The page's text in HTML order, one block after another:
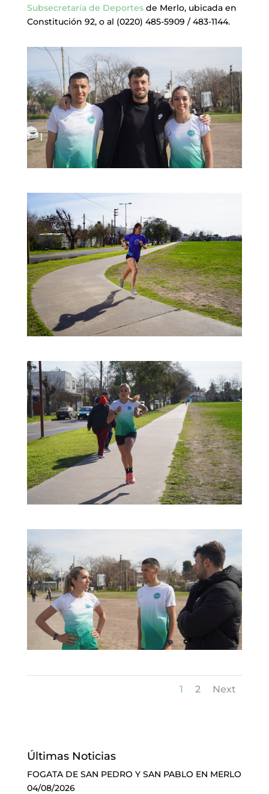
Subsecretaría de Deportesde Merlo, ubicada en
Constitución 92, o al (0220) 485-5909 / 483-1144.
1 2 Next
Últimas Noticias
FOGATA DE SAN PEDRO Y SAN PABLO EN MERLO
04/08/2026